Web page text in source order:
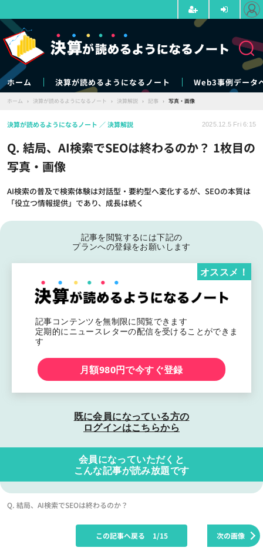
ホーム 決算が読めるようになるノート Web3事例データ
ホーム › 決算が読めるようになるノート › 決算解説 › 記事 › 写真・画像
Q. 結局、AI検索でSEOは終わるのか？ 1枚目の
写真・画像
AI検索の普及で検索体験は対話型・要約型へ変化するが、SEOの本質は
「役立つ情報提供」であり、成長は続く
決算が読めるようになるノート 決算解説 2025.12.5 Fri 6:15
記事を閲覧するには下記の
プランへの登録をお願いします
記事コンテンツを無制限に閲覧できます
定期的にニュースレターの配信を受けることができま
す
オススメ！
月額980円で今すぐ登録
既に会員になっている方の
ログインはこちらから
会員になっていただくと
こんな記事が読み放題です
Q. 結局、AI検索でSEOは終わるのか？
次の画像
この記事へ戻る 1/15